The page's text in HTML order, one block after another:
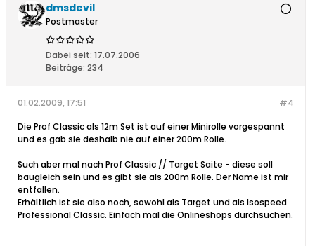
dmsdevil
Postmaster
Dabei seit: 17.07.2006
Beiträge: 234
#4
01.02.2009, 17:51
Die Prof Classic als 12m Set ist auf einer Minirolle vorgespannt
und es gab sie deshalb nie auf einer 200m Rolle.
Such aber mal nach Prof Classic // Target Saite - diese soll
baugleich sein und es gibt sie als 200m Rolle. Der Name ist mir
entfallen.
Erhältlich ist sie also noch, sowohl als Target und als Isospeed
Professional Classic. Einfach mal die Onlineshops durchsuchen.